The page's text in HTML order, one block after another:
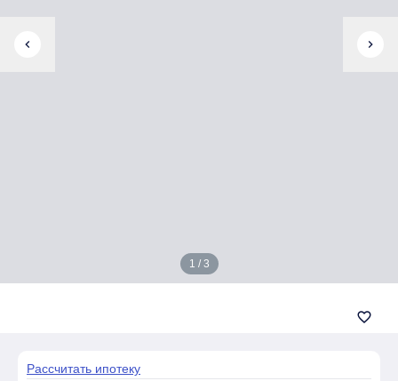
chevron_left chevron_right
1 / 3
favorite_border
Рассчитать ипотеку